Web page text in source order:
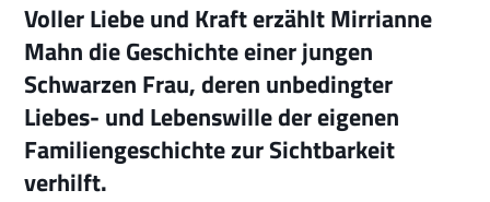
Voller Liebe und Kraft erzählt Mirrianne
Mahn die Geschichte einer jungen
Schwarzen Frau, deren unbedingter
Liebes- und Lebenswille der eigenen
Familiengeschichte zur Sichtbarkeit
verhilft.